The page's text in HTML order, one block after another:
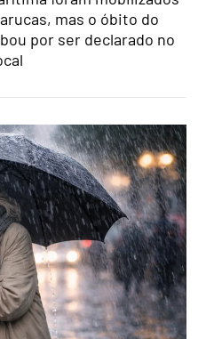
mas o óbito do
por ser declarado no